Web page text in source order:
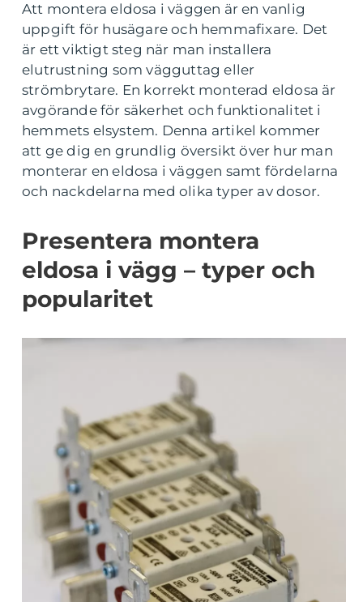
Att montera eldosa i väggen är en vanlig
uppgift för husägare och hemmafixare. Det
är ett viktigt steg när man installera
elutrustning som vägguttag eller
strömbrytare. En korrekt monterad eldosa är
avgörande för säkerhet och funktionalitet i
hemmets elsystem. Denna artikel kommer
att ge dig en grundlig översikt över hur man
monterar en eldosa i väggen samt fördelarna
och nackdelarna med olika typer av dosor.
Presentera montera
eldosa i vägg – typer och
popularitet